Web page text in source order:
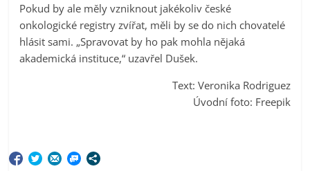
Pokud by ale měly vzniknout jakékoliv české
onkologické registry zvířat, měli by se do nich chovatelé
hlásit sami. „Spravovat by ho pak mohla nějaká
akademická instituce,“ uzavřel Dušek.
Text: Veronika Rodriguez
Úvodní foto: Freepik